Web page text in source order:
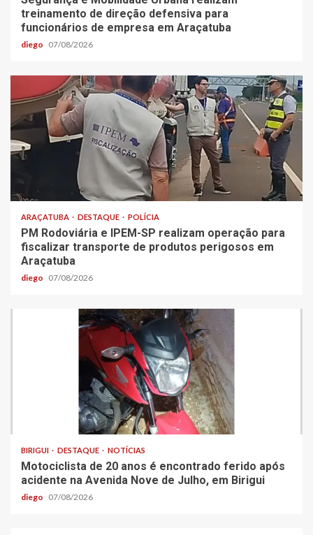
treinamento de direção defensiva para
funcionários de empresa em Araçatuba
diego 07/08/2026
ARAÇATUBA DESTAQUE POLÍCIA
PM Rodoviária e IPEM-SP realizam operação para
fiscalizar transporte de produtos perigosos em
Araçatuba
diego 07/08/2026
BIRIGUI DESTAQUE NOTÍCIAS
Motociclista de 20 anos é encontrado ferido após
acidente na Avenida Nove de Julho, em Birigui
diego 07/08/2026